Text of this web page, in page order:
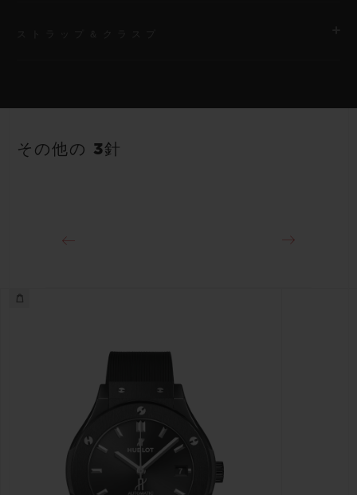
約48時間
ストラップ
その他の 3針